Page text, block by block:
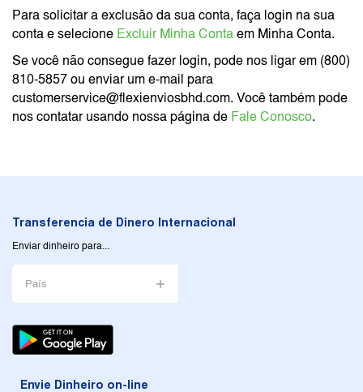
Para solicitar a exclusão da sua conta, faça login na sua
conta e selecione Excluir Minha Contaem Minha Conta.
Se você não consegue fazer login, pode nos ligar em (800)
810-5857 ou enviar um e-mail para
customerservice@flexienviosbhd.com. Você também pode
nos contatar usando nossa página de Fale Conosco.
Transferencia de Dinero Internacional
Enviar dinheiro para...
País
Envie Dinheiro on-line